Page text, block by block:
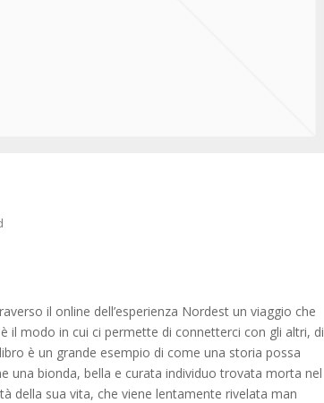
il online dell’esperienza Nordest un viaggio che
il modo in cui ci permette di connetterci con gli altri, di
è un grande esempio di come una storia possa
una bionda, bella e curata individuo trovata morta nel
sua vita, che viene lentamente rivelata man